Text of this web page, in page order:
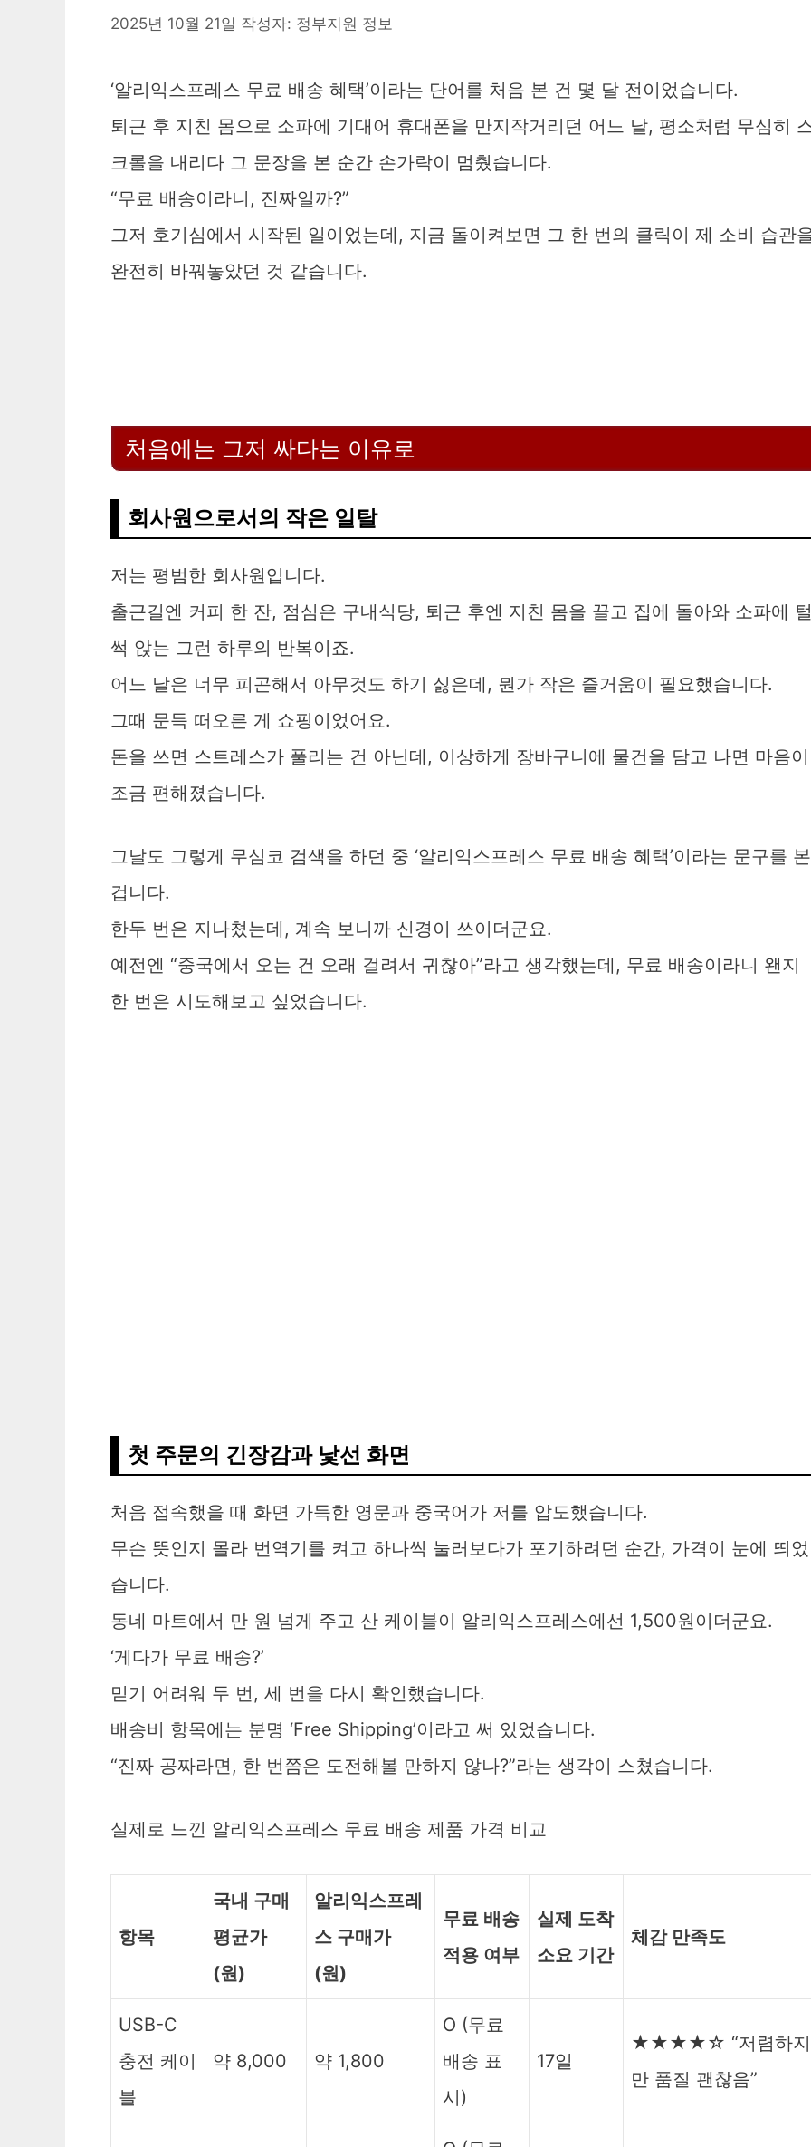
2025년 10월 21일 작성자: 정부지원 정보
‘알리익스프레스 무료 배송 혜택’이라는 단어를 처음 본 건 몇 달 전이었습니다.
퇴근 후 지친 몸으로 소파에 기대어 휴대폰을 만지작거리던 어느 날, 평소처럼 무심히
크롤을 내리다 그 문장을 본 순간 손가락이 멈췄습니다.
“무료 배송이라니, 진짜일까?”
그저 호기심에서 시작된 일이었는데, 지금 돌이켜보면 그 한 번의 클릭이 제 소비 습관
완전히 바꿔놓았던 것 같습니다.
처음에는 그저 싸다는 이유로
회사원으로서의 작은 일탈
저는 평범한 회사원입니다.
출근길엔 커피 한 잔, 점심은 구내식당, 퇴근 후엔 지친 몸을 끌고 집에 돌아와 소파에
썩 앉는 그런 하루의 반복이죠.
어느 날은 너무 피곤해서 아무것도 하기 싫은데, 뭔가 작은 즐거움이 필요했습니다.
그때 문득 떠오른 게 쇼핑이었어요.
돈을 쓰면 스트레스가 풀리는 건 아닌데, 이상하게 장바구니에 물건을 담고 나면 마음이
조금 편해졌습니다.
그날도 그렇게 무심코 검색을 하던 중 ‘알리익스프레스 무료 배송 혜택’이라는 문구를 본
겁니다.
한두 번은 지나쳤는데, 계속 보니까 신경이 쓰이더군요.
예전엔 “중국에서 오는 건 오래 걸려서 귀찮아”라고 생각했는데, 무료 배송이라니 왠지
한 번은 시도해보고 싶었습니다.
첫 주문의 긴장감과 낯선 화면
처음 접속했을 때 화면 가득한 영문과 중국어가 저를 압도했습니다.
무슨 뜻인지 몰라 번역기를 켜고 하나씩 눌러보다가 포기하려던 순간, 가격이 눈에 띄었
습니다.
동네 마트에서 만 원 넘게 주고 산 케이블이 알리익스프레스에선 1,500원이더군요.
‘게다가 무료 배송?’
믿기 어려워 두 번, 세 번을 다시 확인했습니다.
배송비 항목에는 분명 ‘Free Shipping’이라고 써 있었습니다.
“진짜 공짜라면, 한 번쯤은 도전해볼 만하지 않나?”라는 생각이 스쳤습니다.
실제로 느낀 알리익스프레스 무료 배송 제품 가격 비교
항목
국내 구매
평균가
(원)
알리익스프레
스 구매가
(원)
무료 배송
적용 여부
실제 도착
소요 기간
체감 만족도
USB-C
충전 케이
블
약 8,000 약 1,800
O (무료
배송 표
시)
17일
★★★★☆ “저렴하지
만 품질 괜찮음”